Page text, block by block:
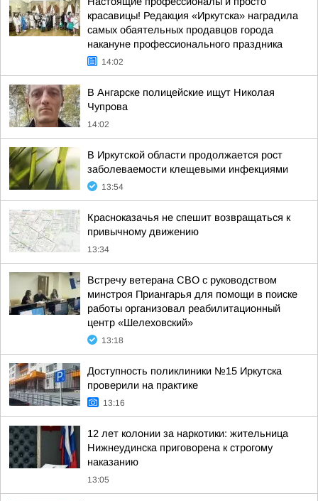
красавицы! Редакция «Иркутска» наградила
самых обаятельных продавцов города
накануне профессионального праздника
14:02
В Ангарске полицейские ищут Николая
Чупрова
14:02
В Иркутской области продолжается рост
заболеваемости клещевыми инфекциями
13:54
Красноказачья не спешит возвращаться к
привычному движению
13:34
Встречу ветерана СВО с руководством
минстроя Приангарья для помощи в поиске
работы организовал реабилитационный
центр «Шелеховский»
13:18
Доступность поликлиники №15 Иркутска
проверили на практике
13:16
12 лет колонии за наркотики: жительница
Нижнеудинска приговорена к строгому
наказанию
13:05